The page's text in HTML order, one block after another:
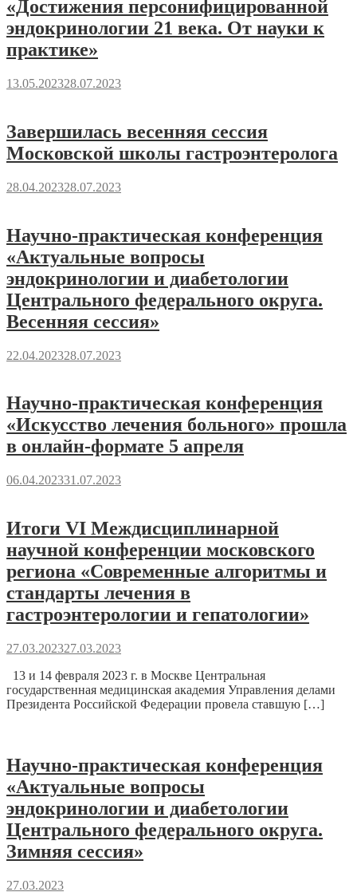
«Достижения персонифицированной
эндокринологии 21 века. От науки к
практике»
13.05.202328.07.2023
Завершилась весенняя сессия
Московской школы гастроэнтеролога
28.04.202328.07.2023
Научно-практическая конференция
«Актуальные вопросы
эндокринологии и диабетологии
Центрального федерального округа.
Весенняя сессия»
22.04.202328.07.2023
Научно-практическая конференция
«Искусство лечения больного» прошла
в онлайн-формате 5 апреля
06.04.202331.07.2023
Итоги VI Междисциплинарной
научной конференции московского
региона «Современные алгоритмы и
стандарты лечения в
гастроэнтерологии и гепатологии»
27.03.202327.03.2023
13 и 14 февраля 2023 г. в Москве Центральная
государственная медицинская академия Управления делами
Президента Российской Федерации провела ставшую […]
Научно-практическая конференция
«Актуальные вопросы
эндокринологии и диабетологии
Центрального федерального округа.
Зимняя сессия»
27.03.2023